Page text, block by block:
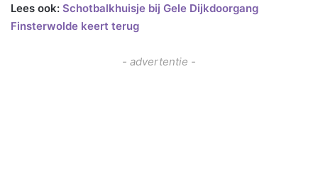
Lees ook: Schotbalkhuisje bij Gele Dijkdoorgang
Finsterwolde keert terug
- advertentie -